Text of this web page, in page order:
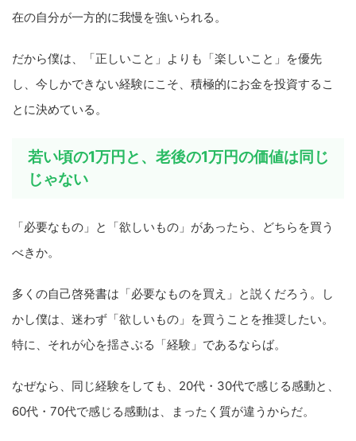
在の自分が一方的に我慢を強いられる。
だから僕は、「正しいこと」よりも「楽しいこと」を優先
し、今しかできない経験にこそ、積極的にお金を投資するこ
とに決めている。
若い頃の1万円と、老後の1万円の価値は同じ
じゃない
「必要なもの」と「欲しいもの」があったら、どちらを買う
べきか。
多くの自己啓発書は「必要なものを買え」と説くだろう。し
かし僕は、迷わず「欲しいもの」を買うことを推奨したい。
特に、それが心を揺さぶる「経験」であるならば。
なぜなら、同じ経験をしても、20代・30代で感じる感動と、
60代・70代で感じる感動は、まったく質が違うからだ。